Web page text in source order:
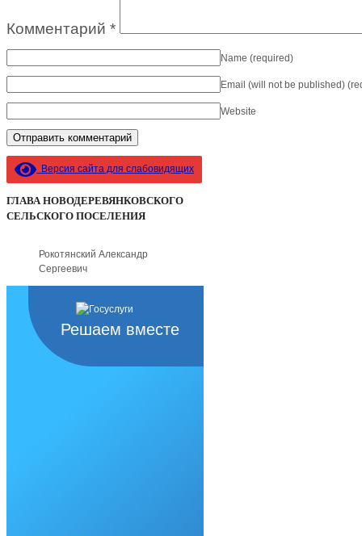
Комментарий *
Name (required)
Email (will not be published)
Website
Версия сайта для слабовидящих
ГЛАВА НОВОДЕРЕВЯНКОВСКОГО
СЕЛЬСКОГО ПОСЕЛЕНИЯ
Рокотянский Александр
Сергеевич
Решаем вместе